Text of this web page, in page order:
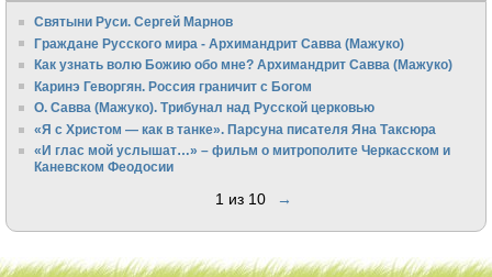
Святыни Руси. Сергей Марнов
Граждане Русского мира - Архимандрит Савва (Мажуко)
Как узнать волю Божию обо мне? Архимандрит Савва (Мажуко)
Каринэ Геворгян. Россия граничит с Богом
О. Савва (Мажуко). Трибунал над Русской церковью
«Я с Христом — как в танке». Парсуна писателя Яна Таксюра
«И глас мой услышат…» – фильм о митрополите Черкасском и
Каневском Феодосии
1 из 10 →